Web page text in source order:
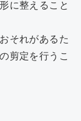
に整えること
それがあるた
剪定を行うこ